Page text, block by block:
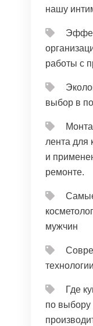
нашу
работы с
выбор в
лента для
и
ремонте.
мужчин
Где
по